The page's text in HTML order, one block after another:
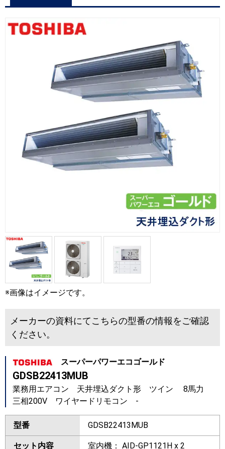
※画像はイメージです。
メーカーの資料にてこちらの型番の情報をご確認
ください。
スーパーパワーエコゴールド
GDSB22413MUB
業務用エアコン 天井埋込ダクト形 ツイン 8馬力
三相200V ワイヤードリモコン -
型番 GDSB22413MUB
セット内容
室内機： AID-GP1121H x 2